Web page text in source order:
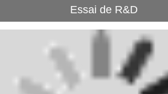
Essai de R&D